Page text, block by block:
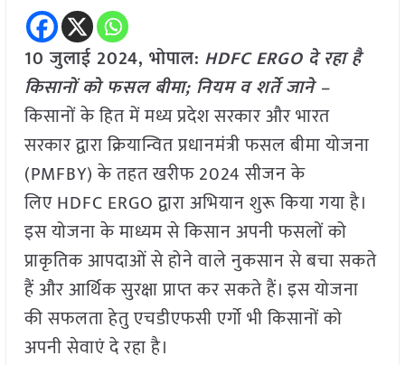
10 जुलाई 2024, भोपाल: HDFC ERGO दे रहा है
किसानों को फसल बीमा; नियम व शर्ते जाने –
किसानों के हित में मध्य प्रदेश सरकार और भारत
सरकार द्वारा क्रियान्वित प्रधानमंत्री फसल बीमा योजना
(PMFBY) के तहत खरीफ 2024 सीजन के
लिए HDFC ERGO द्वारा अभियान शुरू किया गया है।
इस योजना के माध्यम से किसान अपनी फसलों को
प्राकृतिक आपदाओं से होने वाले नुकसान से बचा सकते
हैं और आर्थिक सुरक्षा प्राप्त कर सकते हैं। इस योजना
की सफलता हेतु एचडीएफसी एर्गो भी किसानों को
अपनी सेवाएं दे रहा है।